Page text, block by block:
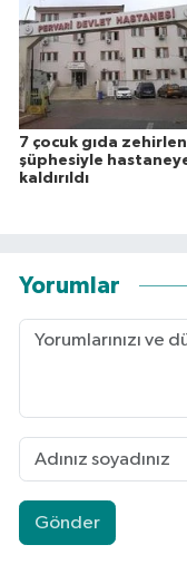
7 çocuk gıda
şüphesiyle
kaldırıldı
Yorumlar
Gönder